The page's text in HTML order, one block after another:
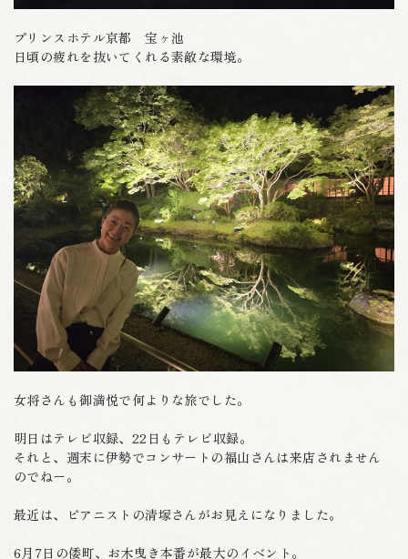
プリンスホテル京都 宝ヶ池
日頃の疲れを抜いてくれる素敵な環境。
女将さんも御満悦で何よりな旅でした。
明日はテレビ収録、22日もテレビ収録。
それと、週末に伊勢でコンサートの福山さんは来店されません
のでねー。
最近は、ピアニストの清塚さんがお見えになりました。
6月7日の倭町、お木曳き本番が最大のイベント。